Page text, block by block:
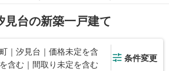
台の新築一戸建て
｜汐見台｜価格未定を含
含む｜間取り未定を含む
条件変更